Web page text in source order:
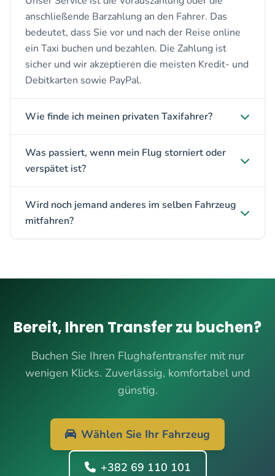
anschließende Barzahlung an den Fahrer. Das
bedeutet, dass Sie vor und nach der Reise online
ein Taxi buchen und bezahlen. Die Zahlung ist
sicher und wir akzeptieren die meisten Kredit- und
Debitkarten sowie PayPal.
Wie finde ich meinen privaten Taxifahrer?
Was passiert, wenn mein Flug storniert oder
verspätet ist?
Wird noch jemand anderes im selben Fahrzeug
mitfahren?
Bereit, Ihren Transfer zu buchen?
Buchen Sie Ihren Flughafentransfer mit nur
wenigen Klicks. Zuverlässig, komfortabel und
günstig.
Wählen Sie Ihr Fahrzeug
+382 69 110 101